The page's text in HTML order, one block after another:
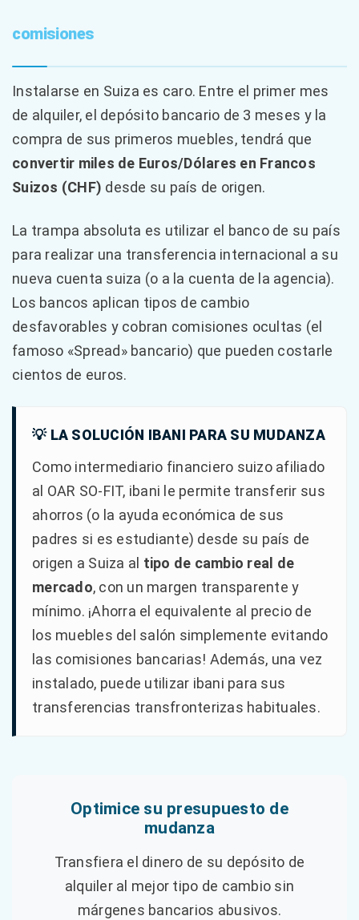
comisiones
Instalarse en Suiza es caro. Entre el primer mes
de alquiler, el depósito bancario de 3 meses y la
compra de sus primeros muebles, tendrá que
convertir miles de Euros/Dólares en Francos
Suizos (CHF) desde su país de origen.
La trampa absoluta es utilizar el banco de su país
para realizar una transferencia internacional a su
nueva cuenta suiza (o a la cuenta de la agencia).
Los bancos aplican tipos de cambio
desfavorables y cobran comisiones ocultas (el
famoso «Spread» bancario) que pueden costarle
cientos de euros.
💡 LA SOLUCIÓN IBANI PARA SU MUDANZA
Como intermediario financiero suizo afiliado
al OAR SO-FIT, ibani le permite transferir sus
ahorros (o la ayuda económica de sus
padres si es estudiante) desde su país de
origen a Suiza al tipo de cambio real de
mercado, con un margen transparente y
mínimo. ¡Ahorra el equivalente al precio de
los muebles del salón simplemente evitando
las comisiones bancarias! Además, una vez
instalado, puede utilizar ibani para sus
transferencias transfronterizas habituales.
Optimice su presupuesto de
mudanza
Transfiera el dinero de su depósito de
alquiler al mejor tipo de cambio sin
márgenes bancarios abusivos.